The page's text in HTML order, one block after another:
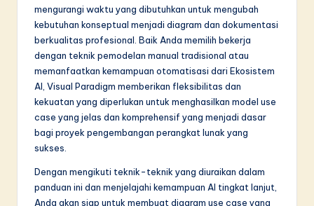
mengurangi waktu yang dibutuhkan untuk mengubah
kebutuhan konseptual menjadi diagram dan dokumentasi
berkualitas profesional. Baik Anda memilih bekerja
dengan teknik pemodelan manual tradisional atau
memanfaatkan kemampuan otomatisasi dari Ekosistem
AI, Visual Paradigm memberikan fleksibilitas dan
kekuatan yang diperlukan untuk menghasilkan model use
case yang jelas dan komprehensif yang menjadi dasar
bagi proyek pengembangan perangkat lunak yang
sukses.
Dengan mengikuti teknik-teknik yang diuraikan dalam
panduan ini dan menjelajahi kemampuan AI tingkat lanjut,
Anda akan siap untuk membuat diagram use case yang